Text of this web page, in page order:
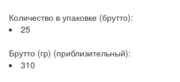
Количество в упаковке (брутто):
25
Брутто (гр) (приблизительный):
310